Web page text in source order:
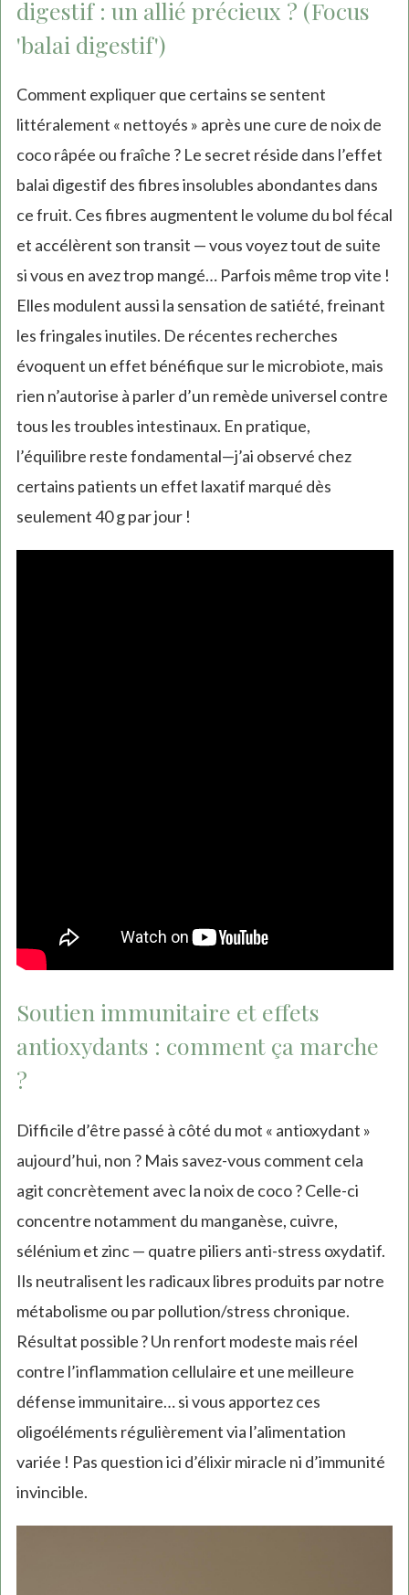
digestif : un allié précieux ? (Focus
'balai digestif')
Comment expliquer que certains se sentent
littéralement « nettoyés » après une cure de noix de
coco râpée ou fraîche ? Le secret réside dans l’effet
balai digestif des fibres insolubles abondantes dans
ce fruit. Ces fibres augmentent le volume du bol fécal
et accélèrent son transit — vous voyez tout de suite
si vous en avez trop mangé… Parfois même trop vite !
Elles modulent aussi la sensation de satiété, freinant
les fringales inutiles. De récentes recherches
évoquent un effet bénéfique sur le microbiote, mais
rien n’autorise à parler d’un remède universel contre
tous les troubles intestinaux. En pratique,
l’équilibre reste fondamental—j’ai observé chez
certains patients un effet laxatif marqué dès
seulement 40 g par jour !
Soutien immunitaire et effets
antioxydants : comment ça marche
?
Difficile d’être passé à côté du mot « antioxydant »
aujourd’hui, non ? Mais savez-vous comment cela
agit concrètement avec la noix de coco ? Celle-ci
concentre notamment du manganèse, cuivre,
sélénium et zinc — quatre piliers anti-stress oxydatif.
Ils neutralisent les radicaux libres produits par notre
métabolisme ou par pollution/stress chronique.
Résultat possible ? Un renfort modeste mais réel
contre l’inflammation cellulaire et une meilleure
défense immunitaire… si vous apportez ces
oligoéléments régulièrement via l’alimentation
variée ! Pas question ici d’élixir miracle ni d’immunité
invincible.